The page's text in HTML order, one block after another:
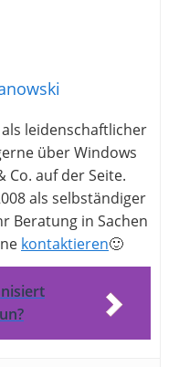
leidenschaftlicher
über Windows
Co. auf der Seite.
als selbständiger
Beratung in Sachen
kontaktieren🙂